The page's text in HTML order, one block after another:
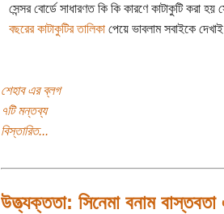
সেন্সর বোর্ডে সাধারণত কি কি কারণে কাটাকুটি করা
বছরের কাটাকুটির তালিকাপেয়ে ভাবলাম সবাইকে
শেহাব এর ব্লগ
৭টি মন্তব্য
বিস্তারিত...
উত্ত্যক্ততা: সিনেমা বনাম বাস্তবতা